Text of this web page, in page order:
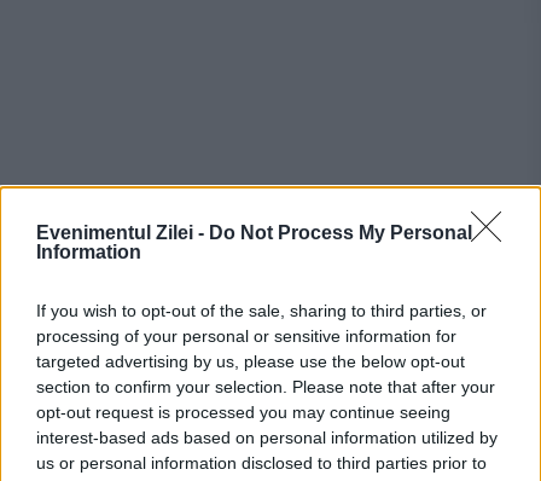
Evenimentul Zilei - Do Not Process My Personal
Information
If you wish to opt-out of the sale, sharing to third parties, or
processing of your personal or sensitive information for
targeted advertising by us, please use the below opt-out
section to confirm your selection. Please note that after your
opt-out request is processed you may continue seeing
interest-based ads based on personal information utilized by
us or personal information disclosed to third parties prior to
Recomandările noastre